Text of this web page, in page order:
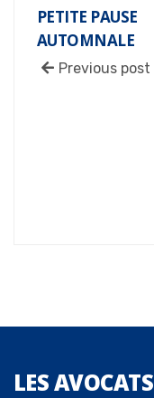
PETITE PAUSE
AUTOMNALE
Previous post
LESAVOCATS